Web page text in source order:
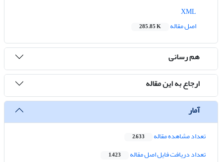
اصل مقاله
285.85 K
هم رسانی
ارجاع به این مقاله
آمار
تعداد مشاهده مقاله 2,633
تعداد دریافت فایل اصل مقاله 1,423